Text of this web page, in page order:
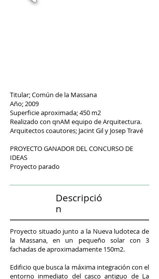
Titular; Común de la Massana
Año; 2009
Superficie aproximada; 450 m2
Realizado con qnAM equipo de Arquitectura.
Arquitectos coautores; Jacint Gil y Josep Travé
PROYECTO GANADOR DEL CONCURSO DE
IDEAS
Proyecto parado
Descripció
n
Proyecto situado junto a la Nueva ludoteca de
la Massana, en un pequeño solar con 3
fachadas de aproximadamente 150m2.
Edificio que busca la máxima integración con el
entorno inmediato del casco antiguo de La